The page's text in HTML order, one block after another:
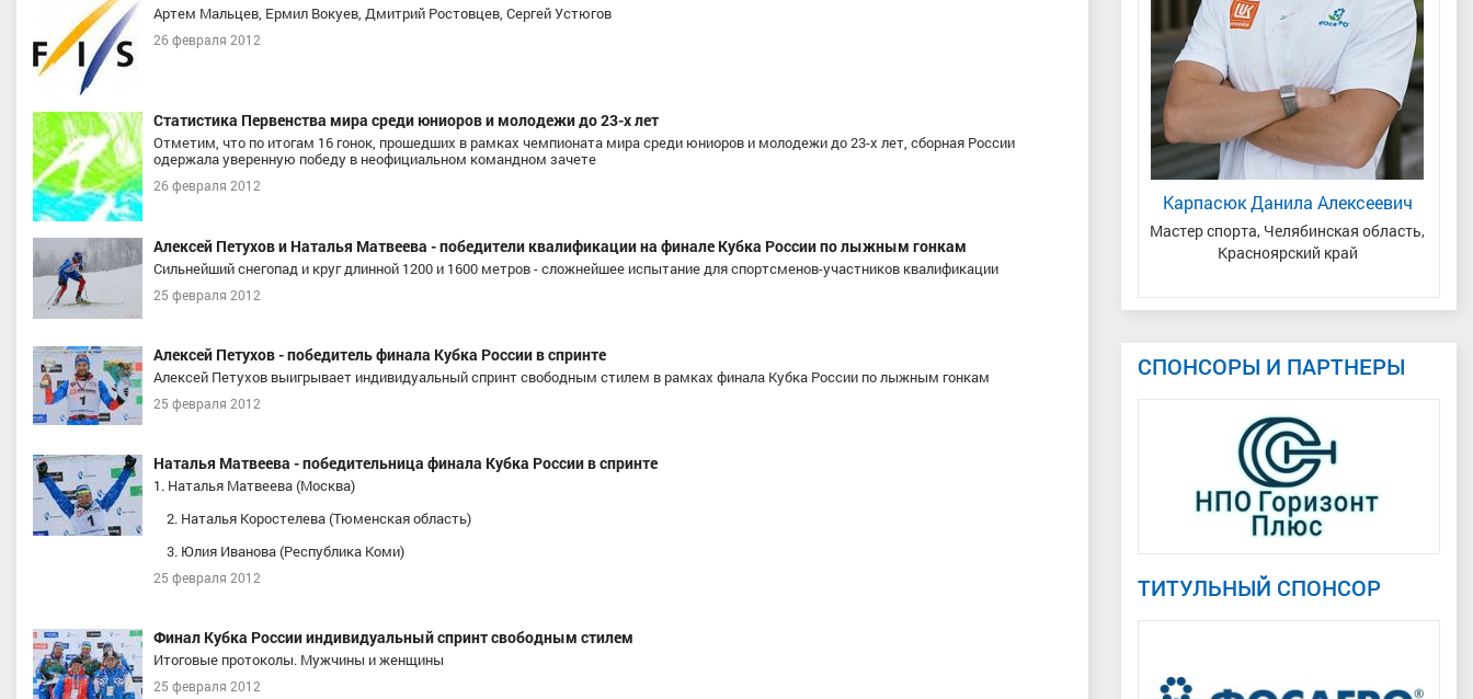
Артем Мальцев, Ермил Вокуев, Дмитрий Ростовцев, Сергей Устюгов
26 февраля 2012
Статистика Первенства мира среди юниоров и молодежи до 23-х лет
Отметим, что по итогам 16 гонок, прошедших в рамках чемпионата мира среди юниоров и молодежи до 23-х лет, сборная России
одержала уверенную победу в неофициальном командном зачете
26 февраля 2012
Алексей Петухов и Наталья Матвеева - победители квалификации на финале Кубка России по лыжным гонкам
Сильнейший снегопад и круг длинной 1200 и 1600 метров - сложнейшее испытание для спортсменов-участников квалификации
25 февраля 2012
Алексей Петухов - победитель финала Кубка России в спринте
Алексей Петухов выигрывает индивидуальный спринт свободным стилем в рамках финала Кубка России по лыжным гонкам
25 февраля 2012
Наталья Матвеева - победительница финала Кубка России в спринте
1. Наталья Матвеева (Москва)
2. Наталья Коростелева (Тюменская область)
3. Юлия Иванова (Республика Коми)
25 февраля 2012
Финал Кубка России индивидуальный спринт свободным стилем
Итоговые протоколы. Мужчины и женщины
25 февраля 2012
Никита Анатольевич
область
Тюменская область, г.Тюмень
Татарстан, Казань
Карпасюк Данила Алексеевич
Мастер спорта, Челябинская область,
Красноярский край
СПОНСОРЫ И ПАРТНЕРЫ
ТИТУЛЬНЫЙ СПОНСОР